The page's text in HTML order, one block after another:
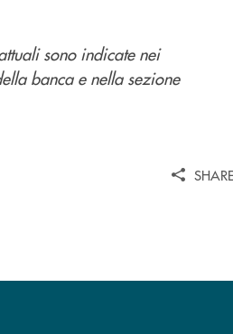
sono indicate nei
banca e nella sezione